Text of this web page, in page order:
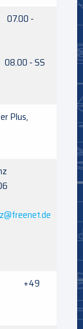
07.00 -
08.00 - SS
Plus,
+49